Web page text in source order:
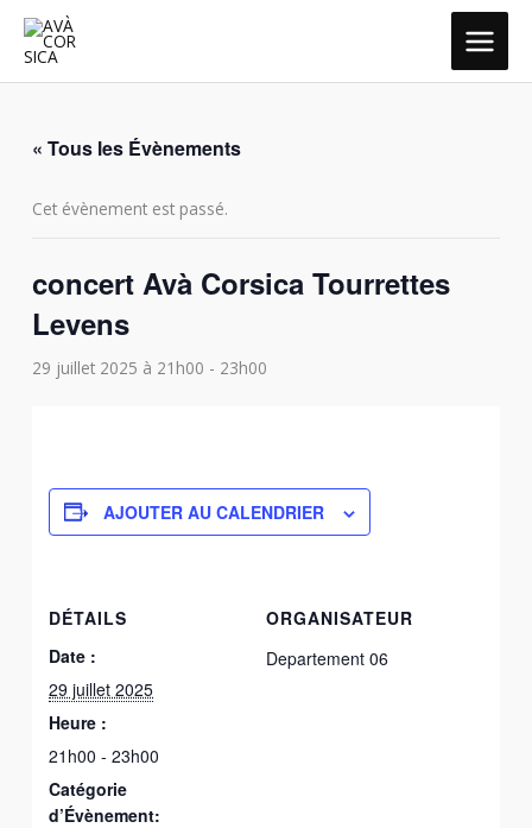
Aller
MAIN
« Tous les Évènements
Cet évènement est passé.
concert Avà Corsica Tourrettes
Levens
29 juillet 2025 à 21h00 - 23h00
AJOUTER AU CALENDRIER
DÉTAILS
Date :
29 juillet 2025
Heure :
21h00 - 23h00
Catégorie
d’Évènement:
ORGANISATEUR
Departement 06